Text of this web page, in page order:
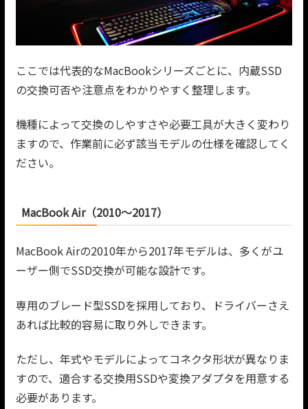
ここでは代表的なMacBookシリーズごとに、内蔵SSD
の交換可否や注意点をわかりやすく整理します。
機種によって交換のしやすさや必要工具が大きく変わり
ますので、作業前に必ず該当モデルの仕様を確認してく
ださい。
MacBook Air（2010〜2017）
MacBook Airの2010年から2017年モデルは、多くがユ
ーザー側でSSD交換が可能な設計です。
専用のブレード型SSDを採用しており、ドライバーさえ
あれば比較的容易に取り外しできます。
ただし、年式やモデルによってコネクタ形状が異なりま
すので、適合する交換用SSDや変換アダプタを用意する
必要があります。